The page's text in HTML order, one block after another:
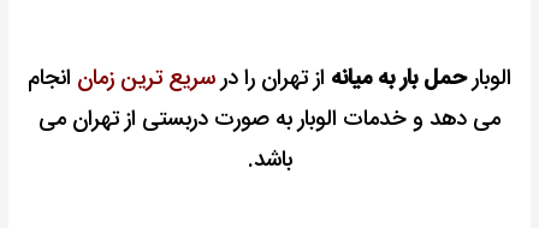
الوبارحمل بار به میانه از تهران را درسریع ترین زمان انجام
می دهد و خدمات الوبار به صورت دربستی از تهران می
باشد.